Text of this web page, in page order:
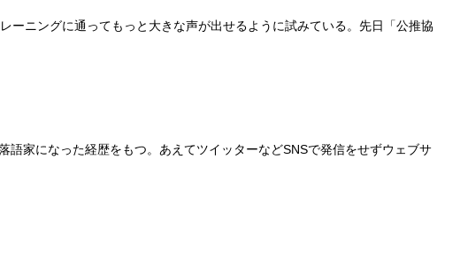
ニングに通ってもっと大きな声が出せるように試みている。先日「公推協
家になった経歴をもつ。あえてツイッターなどSNSで発信をせずウェブサ